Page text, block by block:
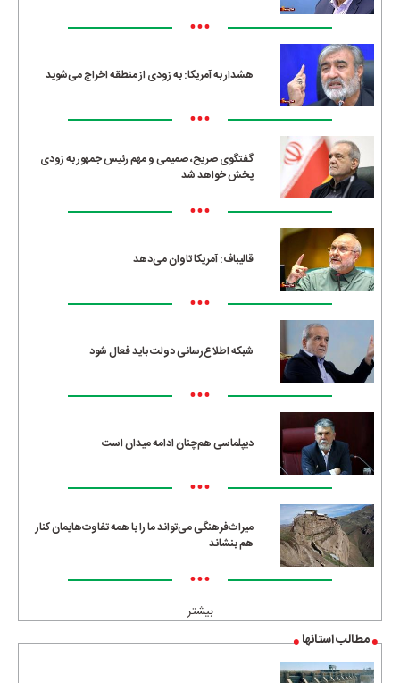
•••
هشدار به آمریکا: به زودی از منطقه اخراج می‌شوید
•••
گفتگوی صریح، صمیمی و مهم رئیس جمهور به زودی
پخش خواهد شد
•••
قالیباف: آمریکا تاوان می‌دهد
•••
شبکه اطلاع‌رسانی دولت باید فعال شود
•••
دیپلماسی هم‌چنان ادامه میدان است
•••
میراث‌فرهنگی می‌تواند ما را با همه تفاوت‌هایمان کنار
هم بنشاند
•••
بیشتر
مطالب استانها